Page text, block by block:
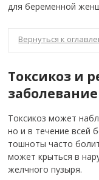
для беременной
Вернуться к
Токсикоз и
заболевание
Токсикоз может
но и в течение всей
тошноты часто
может крыться в
желчного пузыря.